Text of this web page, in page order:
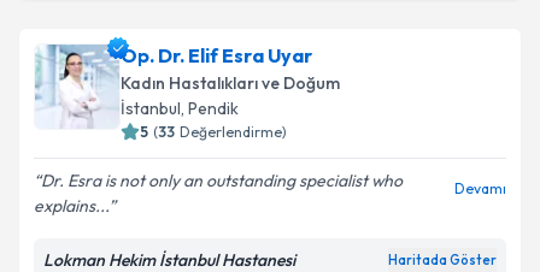
Op. Dr. Elif Esra Uyar
Kadın Hastalıkları ve Doğum
İstanbul, Pendik
5 (33 Değerlendirme)
Dr. Esra is not only an outstanding specialist who
explains...
Devamı
Lokman Hekim İstanbul Hastanesi Haritada Göster